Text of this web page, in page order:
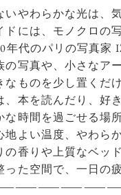
いやわらかな光は、
ドには、モノクロの
年代のパリの写真家
の写真や、小さなア
なものを少し置くだ
、本を読んだり、好
な時間を過ごせる場
地よい温度、やわら
の香りや上質なベッ
った空間で、一日の